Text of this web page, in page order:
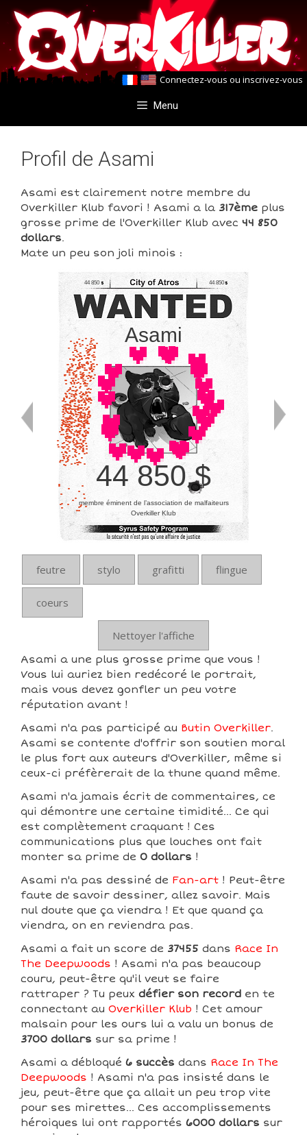
Aller
au
contenu
Aller
au
contenu
Connectez-vous ou inscrivez-vous
Menu
Profil de Asami
Asami est clairement notre membre du
Overkiller Klub favori ! Asami a la 317ème plus
grosse prime de l'Overkiller Klub avec 44 850
dollars.
Mate un peu son joli minois :
44 850
Asami
44 850
44 850 $
membre éminent de l’association de malfaiteurs
Overkiller Klub
feutre stylo grafitti flingue
coeurs
Nettoyer l'affiche
Asami a une plus grosse prime que vous !
Vous lui auriez bien redécoré le portrait,
mais vous devez gonfler un peu votre
réputation avant !
Asami n'a pas participé au Butin Overkiller.
Asami se contente d'offrir son soutien moral
le plus fort aux auteurs d'Overkiller, même si
ceux-ci préfèrerait de la thune quand même.
Asami n'a jamais écrit de commentaires, ce
qui démontre une certaine timidité... Ce qui
est complètement craquant ! Ces
communications plus que louches ont fait
monter sa prime de 0 dollars !
Asami n'a pas dessiné de Fan-art ! Peut-être
faute de savoir dessiner, allez savoir. Mais
nul doute que ça viendra ! Et que quand ça
viendra, on en reviendra pas.
Asami a fait un score de 37455 dans Race In
The Deepwoods ! Asami n'a pas beaucoup
couru, peut-être qu'il veut se faire
rattraper ? Tu peux défier son record en te
connectant au Overkiller Klub ! Cet amour
malsain pour les ours lui a valu un bonus de
3700 dollars sur sa prime !
Asami a débloqué 6 succès dans Race In The
Deepwoods ! Asami n'a pas insisté dans le
jeu, peut-être que ça allait un peu trop vite
pour ses mirettes... Ces accomplissements
héroiques lui ont rapportés 6000 dollars sur